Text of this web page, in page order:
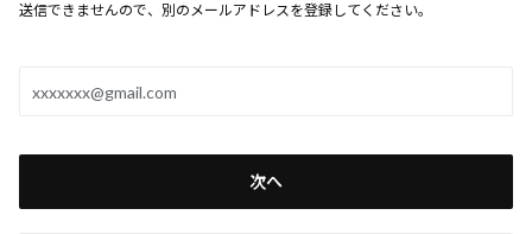
送信できませんので、別のメールアドレスを登録してください。
次へ